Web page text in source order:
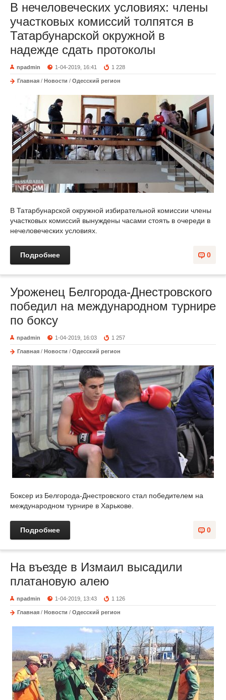
В нечеловеческих условиях: члены
участковых комиссий толпятся в
Татарбунарской окружной в
надежде сдать протоколы
npadmin 1-04-2019, 16:41 1 228
Главная / Новости / Одесский регион
В Татарбунарской окружной избирательной комиссии члены
участковых комиссий вынуждены часами стоять в очереди в
нечеловеческих условиях.
0
Подробнее
Уроженец Белгорода-Днестровского
победил на международном турнире
по боксу
npadmin 1-04-2019, 16:03 1 257
Главная / Новости / Одесский регион
Боксер из Белгорода-Днестровского стал победителем на
международном турнире в Харькове.
0
Подробнее
На въезде в Измаил высадили
платановую алею
npadmin 1-04-2019, 13:43 1 126
Главная / Новости / Одесский регион